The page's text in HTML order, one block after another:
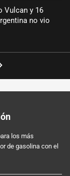
Vulcan y 16
no vio
los más
de gasolina con el